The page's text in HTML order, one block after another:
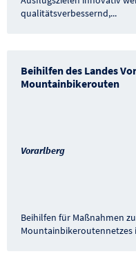
qualitätsverbessernd,...
Beihilfen des Landes
Mountainbikerouten
Vorarlberg
Beihilfen für Maßnahmen
Mountainbikeroutennetzes